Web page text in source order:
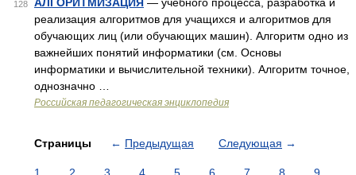
128
реализация алгоритмов для учащихся и алгоритмов для
обучающих лиц (или обучающих машин). Алгоритм одно из
важнейших понятий информатики (см. Основы
информатики и вычислительной техники). Алгоритм точное,
однозначно …
Российская педагогическая энциклопедия
Страницы ← Предыдущая Следующая →